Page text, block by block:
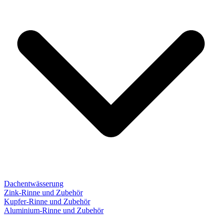
Dachentwässerung
Zink-Rinne und Zubehör
Kupfer-Rinne und Zubehör
Aluminium-Rinne und Zubehör